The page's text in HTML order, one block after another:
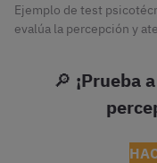
Ejemplo de test
evalúa la percepción y
🔎 ¡Prueba